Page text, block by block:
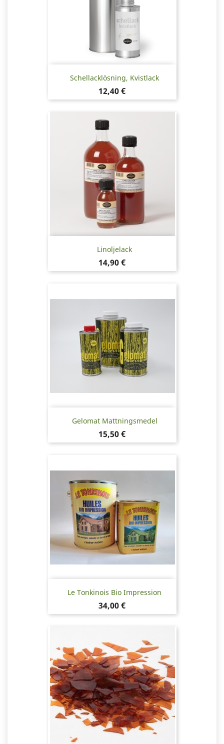
Schellacklösning, Kvistlack
Pris
12,40 €
Linoljelack
Pris
14,90 €
Gelomat Mattningsmedel
Pris
15,50 €
Le Tonkinois Bio Impression
Pris
34,00 €